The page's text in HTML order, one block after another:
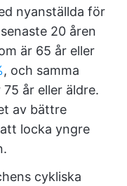
nyanställda för
20 åren
är 65 år eller
, och samma
år eller äldre.
av bättre
locka yngre
cykliska